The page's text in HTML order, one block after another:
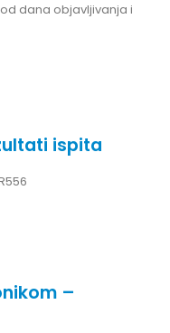
dana objavljivanja i
ispita
–